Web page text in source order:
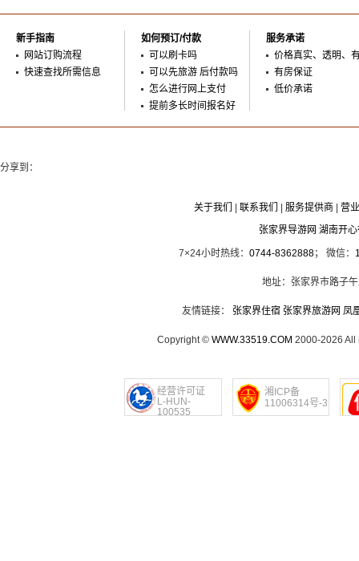
新手指南
网站订购流程
快速查找所需信息
如何预订/付款
可以刷卡吗
可以先旅游 后付款吗
怎么进行网上支付
提前多长时间报名好
服务承诺
价格真实、透明、
有房保证
低价承诺
分享到：
关于我们 联系我们 服务提供商
营
张家界导游网 湖南开
7×24小时热线： 0744-8362888； 微信：
地址：张家界市路子
友情链接： 张家界住宿 张家界旅游网 凤
Copyright © WWW.33519.COM 2000-2026 All
经营许可证
L-HUN-
100535
湘ICP备
11006314号-3